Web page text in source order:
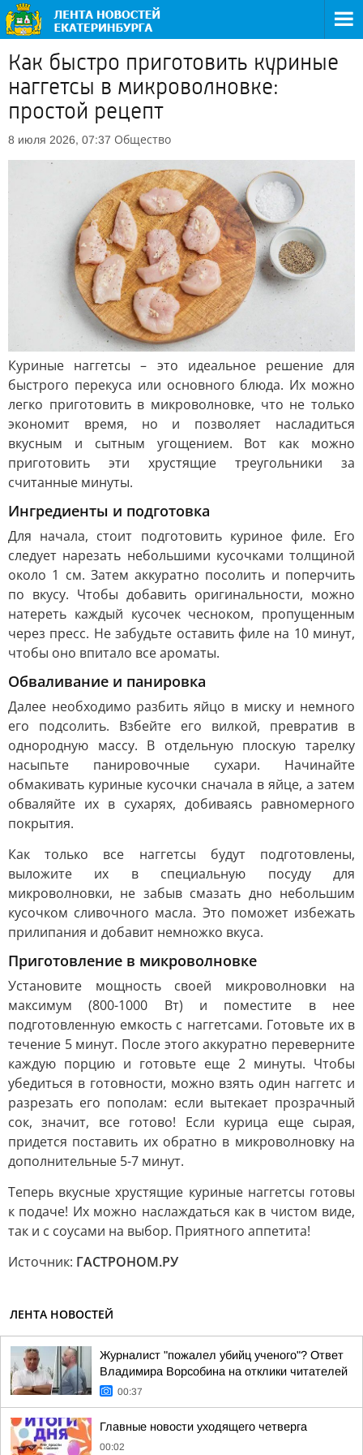
Как быстро приготовить куриные
наггетсы в микроволновке:
простой рецепт
8 июля 2026, 07:37 Общество
Куриные наггетсы – это идеальное решение для
быстрого перекуса или основного блюда. Их можно
легко приготовить в микроволновке, что не только
экономит время, но и позволяет насладиться
вкусным и сытным угощением. Вот как можно
приготовить эти хрустящие треугольники за
считанные минуты.
Ингредиенты и подготовка
Для начала, стоит подготовить куриное филе. Его
следует нарезать небольшими кусочками толщиной
около 1 см. Затем аккуратно посолить и поперчить
по вкусу. Чтобы добавить оригинальности, можно
натереть каждый кусочек чесноком, пропущенным
через пресс. Не забудьте оставить филе на 10 минут,
чтобы оно впитало все ароматы.
Обваливание и панировка
Далее необходимо разбить яйцо в миску и немного
его подсолить. Взбейте его вилкой, превратив в
однородную массу. В отдельную плоскую тарелку
насыпьте панировочные сухари. Начинайте
обмакивать куриные кусочки сначала в яйце, а затем
обваляйте их в сухарях, добиваясь равномерного
покрытия.
Как только все наггетсы будут подготовлены,
выложите их в специальную посуду для
микроволновки, не забыв смазать дно небольшим
кусочком сливочного масла. Это поможет избежать
прилипания и добавит немножко вкуса.
Приготовление в микроволновке
Установите мощность своей микроволновки на
максимум (800-1000 Вт) и поместите в нее
подготовленную емкость с наггетсами. Готовьте их в
течение 5 минут. После этого аккуратно переверните
каждую порцию и готовьте еще 2 минуты. Чтобы
убедиться в готовности, можно взять один наггетс и
разрезать его пополам: если вытекает прозрачный
сок, значит, все готово! Если курица еще сырая,
придется поставить их обратно в микроволновку на
дополнительные 5-7 минут.
Теперь вкусные хрустящие куриные наггетсы готовы
к подаче! Их можно наслаждаться как в чистом виде,
так и с соусами на выбор. Приятного аппетита!
Источник: ГАСТРОНОМ.РУ
ЛЕНТА НОВОСТЕЙ
Журналист "пожалел убийц ученого"? Ответ
Владимира Ворсобина на отклики читателей
00:37
Главные новости уходящего четверга
00:02